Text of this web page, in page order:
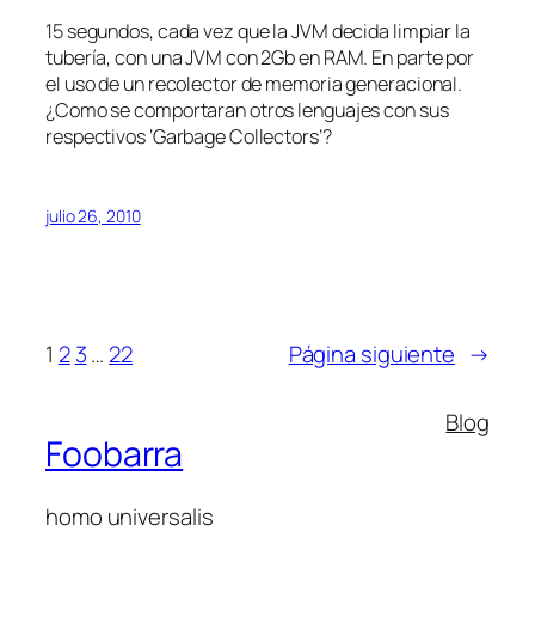
15 segundos, cada vez que la JVM decida limpiar la
tubería, con una JVM con 2Gb en RAM. En parte por
el uso de un recolector de memoria generacional.
¿Como se comportaran otros lenguajes con sus
respectivos ‘Garbage Collectors’?
julio 26, 2010
1 2 3… 22 Página siguiente →
Foobarra
homo universalis
Blog